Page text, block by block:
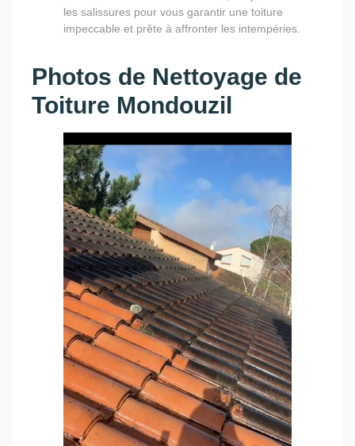
les salissures pour vous garantir une toiture
impeccable et prête à affronter les intempéries.
Photos de Nettoyage de
Toiture Mondouzil